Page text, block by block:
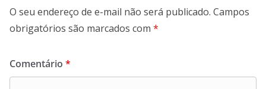
O seu endereço de e-mail não será publicado. Campos
obrigatórios são marcados com *
Comentário *